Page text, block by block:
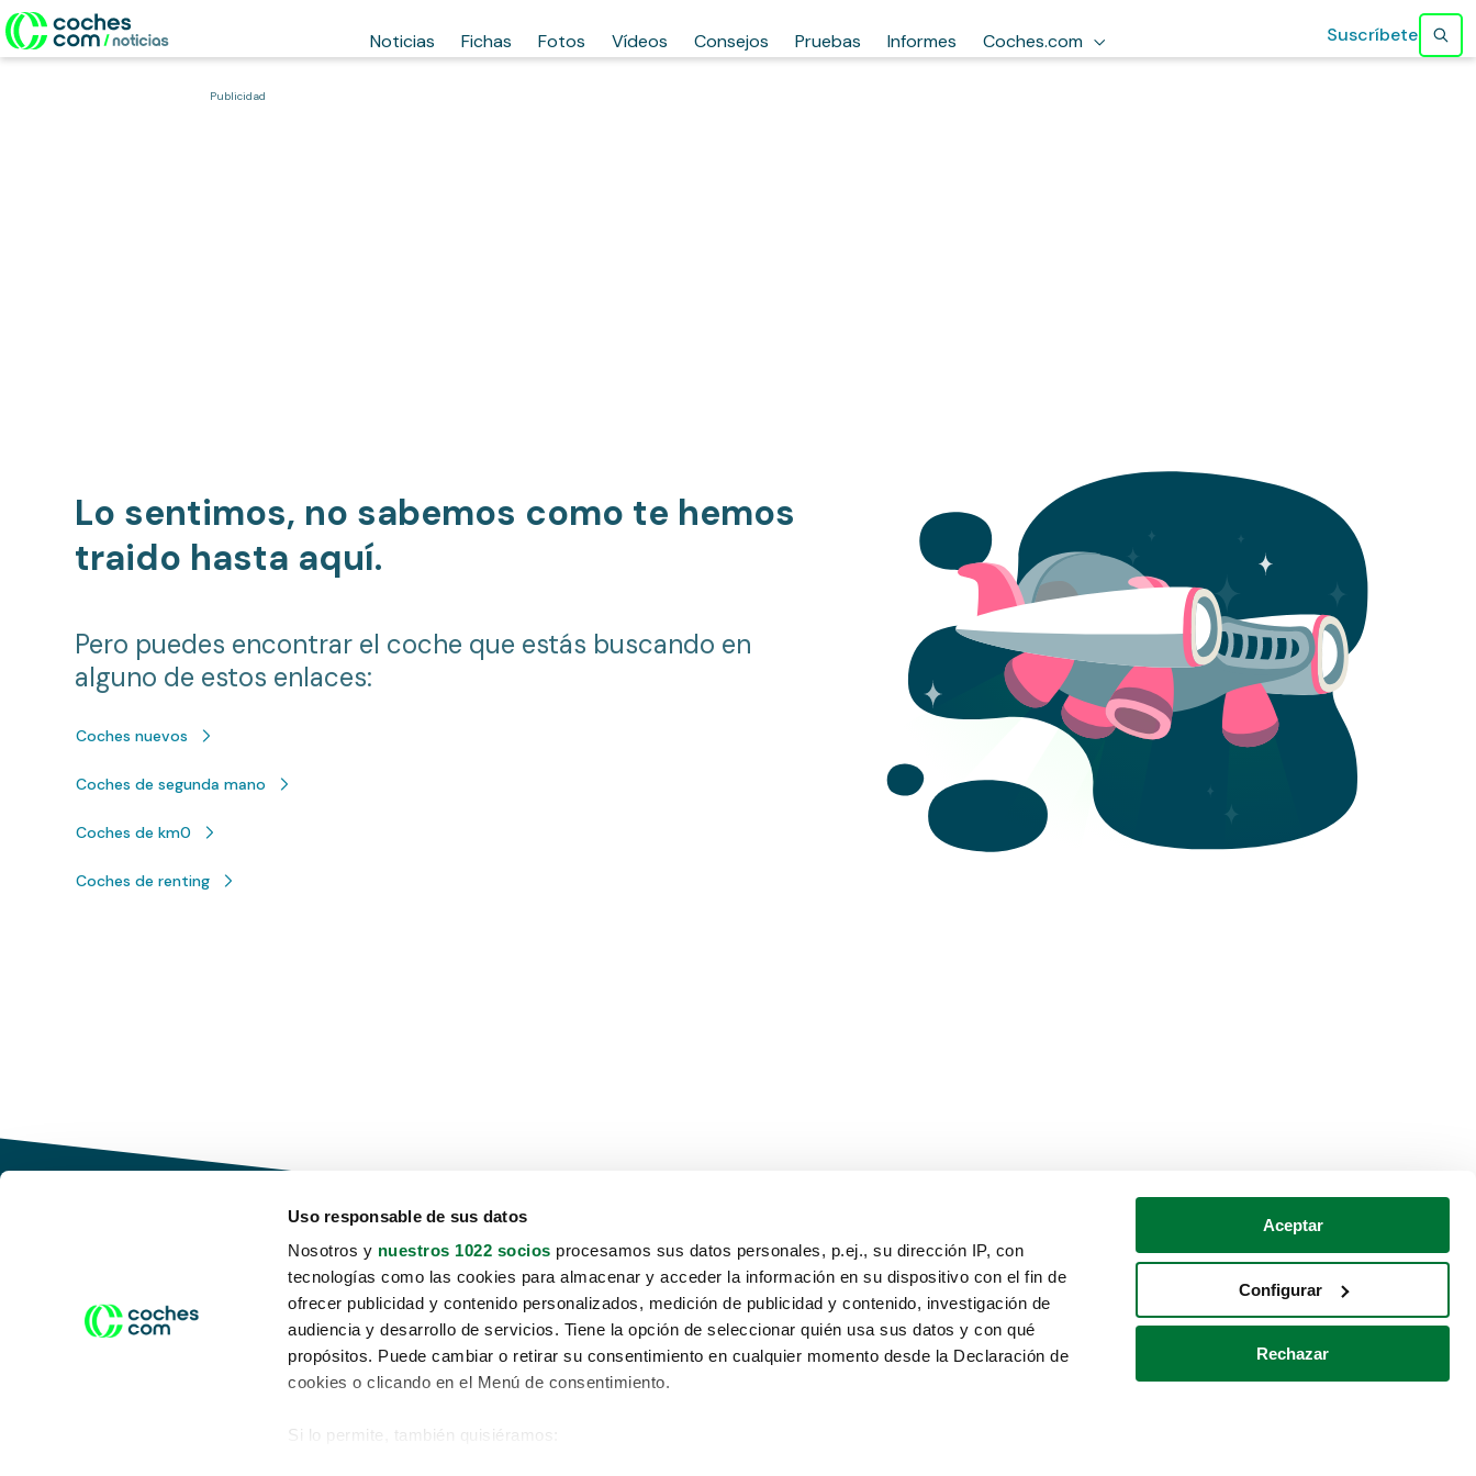
Uso responsable de sus datos
Nosotros y nuestros 1022 socios procesamos sus datos personales, p.ej., su dirección IP, con
tecnologías como las cookies para almacenar y acceder la información en su dispositivo con el fin de
ofrecer publicidad y contenido personalizados, medición de publicidad y contenido, investigación de
audiencia y desarrollo de servicios. Tiene la opción de seleccionar quién usa sus datos y con qué
propósitos. Puede cambiar o retirar su consentimiento en cualquier momento desde la Declaración de
cookies o clicando en el Menú de consentimiento.
Si lo permite, también quisiéramos:
Aceptar
Configurar
Rechazar
Noticias Fichas Fotos Vídeos Consejos Pruebas Informes Coches.com Suscríbete
Publicidad
Lo sentimos, no sabemos como te hemos
traido hasta aquí.
Pero puedes encontrar el coche que estás buscando en
alguno de estos enlaces:
Coches nuevos
Coches de segunda mano
Coches de km0
Coches de renting
Conduce tu futuro,
desata tu movilidad